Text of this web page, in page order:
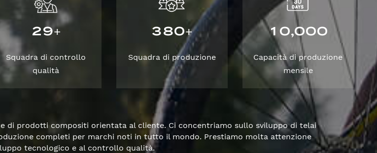
29+
Squadra di controllo
qualità
380+
Squadra di produzione
1 0,000
Capacità di produzione
mensile
di prodotti compositi orientata al cliente. Ci concentriamo sullo sviluppo di telai
completi per marchi noti in tutto il mondo. Prestiamo molta attenzione
tecnologico e al controllo qualità.